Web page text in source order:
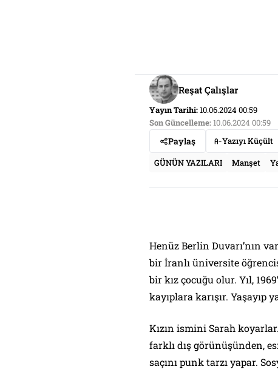
Reşat Çalışlar
Yayın Tarihi:10.06.2024 00:59
Son Güncelleme: 10.06.2024 00:59
Paylaş Yazıyı Küçült
GÜNÜN YAZILARI
Manşet
Henüz Berlin Duvarı’nın
bir İranlı üniversite
bir kız çocuğu olur. Yıl,
kayıplara karışır. Yaşayıp
Kızın ismini Sarah
farklı dış görünüşünden,
saçını punk tarzı yapar.